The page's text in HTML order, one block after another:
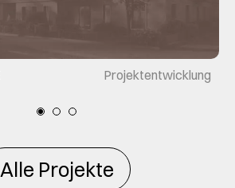
Projektentwicklung
Alle Projekte